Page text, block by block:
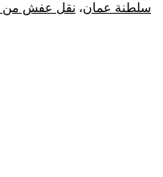
سلطنة عمان، نقل عفش من